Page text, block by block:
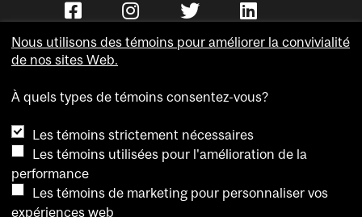
Accessibilité
Confidentialité
Avis sur les témoins
Nous utilisons des témoins pour améliorer la convivialité
de nos sites Web.
À quels types de témoins consentez-vous?
Les témoins strictement nécessaires
Les témoins utilisées pour l'amélioration de la
performance
Les témoins de marketing pour personnaliser vos
expériences web